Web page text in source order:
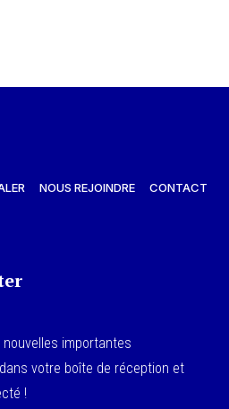
NOUS REJOINDRE CONTACT
nouvelles importantes
votre boîte de réception et
!